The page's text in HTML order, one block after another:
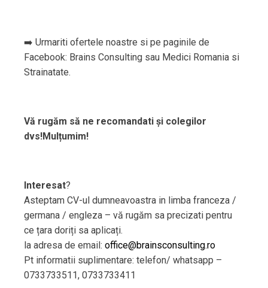
➡️ Urmariti ofertele noastre si pe paginile de
Facebook: Brains Consulting sau Medici Romania si
Strainatate.
Vă rugăm să ne recomandati și colegilor
dvs!Mulțumim!
Interesat?
Asteptam CV-ul dumneavoastra in limba franceza /
germana / engleza – vă rugăm sa precizati pentru
ce țara doriți sa aplicați.
la adresa de email: office@brainsconsulting.ro
Pt informatii suplimentare: telefon/ whatsapp –
0733733511, 0733733411